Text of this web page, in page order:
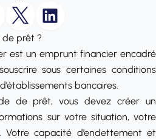
de prêt ?
est un emprunt financier encadré
sous certaines conditions
bancaires.
de prêt, vous devez créer un
sur votre situation, votre
capacité d’endettement et